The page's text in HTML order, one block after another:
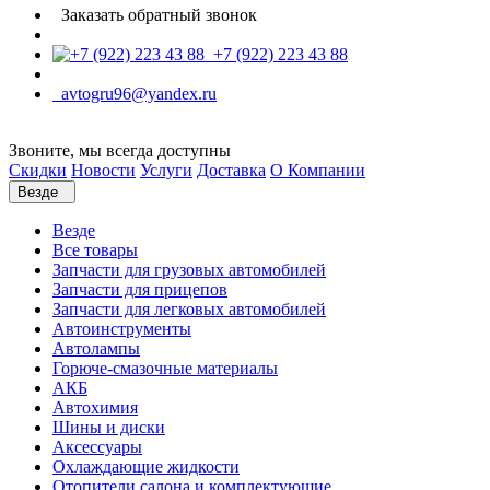
Заказать обратный звонок
+7 (922) 223 43 88
avtogru96@yandex.ru
Звоните, мы всегда доступны
Скидки Новости Услуги Доставка О Компании
Везде
Везде
Все товары
Запчасти для грузовых автомобилей
Запчасти для прицепов
Запчасти для легковых автомобилей
Автоинструменты
Автолампы
Горюче-смазочные материалы
АКБ
Автохимия
Шины и диски
Аксессуары
Охлаждающие жидкости
Отопители салона и комплектующие